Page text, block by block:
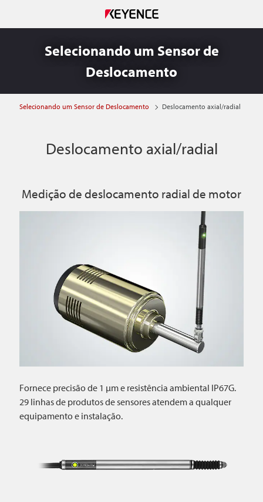
Selecionando um Sensor de
Deslocamento
Selecionando um Sensor de Deslocamento Deslocamento axial/radial
Deslocamento axial/radial
Medição de deslocamento radial de motor
Fornece precisão de 1 µm e resistência ambiental IP67G.
29 linhas de produtos de sensores atendem a qualquer
equipamento e instalação.